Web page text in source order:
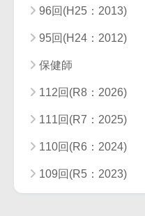
96回(H25：2013)
95回(H24：2012)
保健師
112回(R8：2026)
111回(R7：2025)
110回(R6：2024)
109回(R5：2023)